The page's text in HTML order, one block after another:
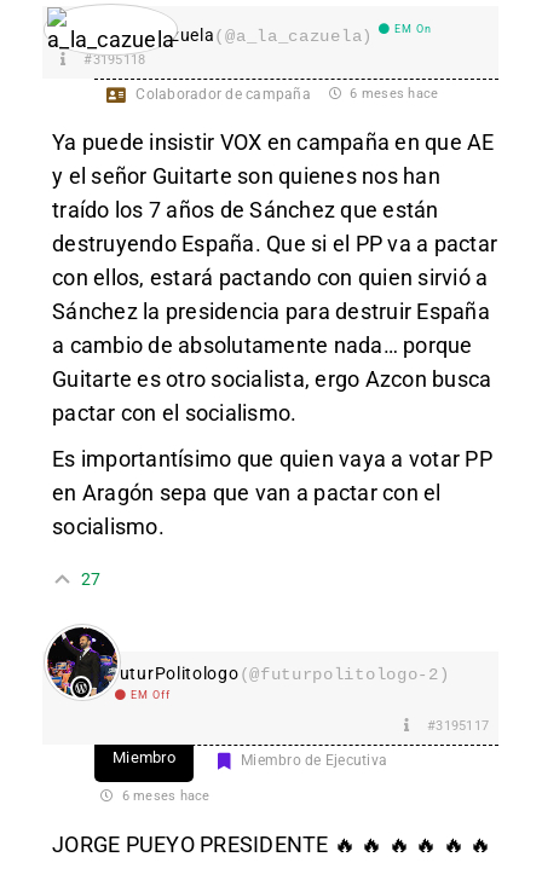
a_la_cazuela(@a_la_cazuela) EM On
#3195118
Colaborador de campaña 6 meses hace
Ya puede insistir VOX en campaña en que AE
y el señor Guitarte son quienes nos han
traído los 7 años de Sánchez que están
destruyendo España. Que si el PP va a pactar
con ellos, estará pactando con quien sirvió a
Sánchez la presidencia para destruir España
a cambio de absolutamente nada… porque
Guitarte es otro socialista, ergo Azcon busca
pactar con el socialismo.
Es importantísimo que quien vaya a votar PP
en Aragón sepa que van a pactar con el
socialismo.
27
FuturPolitologo(@futurpolitologo-2)
EM Off
#3195117
Miembro Miembro de Ejecutiva
6 meses hace
JORGE PUEYO PRESIDENTE 🔥 🔥 🔥 🔥 🔥 🔥